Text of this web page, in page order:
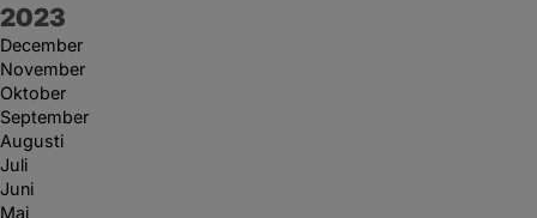
År:
2023
December
November
Oktober
September
Augusti
Juli
Juni
Maj